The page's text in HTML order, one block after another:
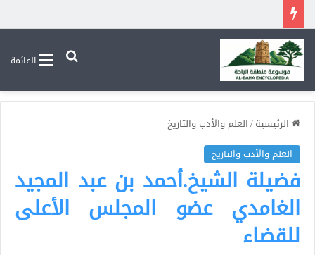
القائمةبحث عن
الرئيسية/العلم والأدب والتاريخ
العلم والأدب والتاريخ
فضيلة الشيخ.أحمد بن عبد المجيد
الغامدي عضو المجلس الأعلى
للقضاء